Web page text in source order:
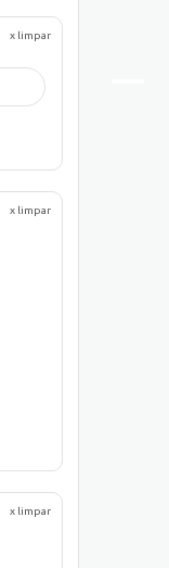
x limpar
x limpar
x limpar